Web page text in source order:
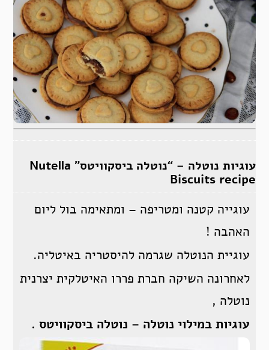
עוגיות נוטלה – “נוטלה ביסקוויטס” Nutella
Biscuits recipe
עוגייה קטנה ומטריפה – ומתאימה בול ליום
האהבה !
עוגיית הנוטלה שגרמה להיסטריה באיטליה.
לאחרונה השיקה חברת פררו האיטלקית יצרנית
נוטלה ,
עוגיות במילוי נוטלה – נוטלה ביסקוויטס .